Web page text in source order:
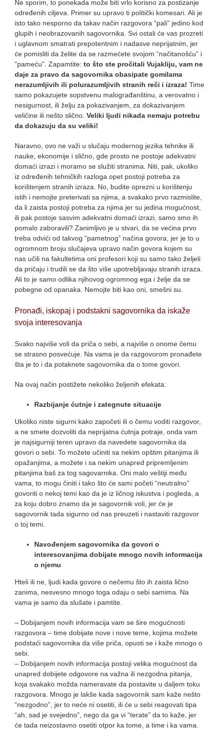
Ne sporim, to ponekada može biti vrlo korisno za postizanje
određenih ciljeva. Primer su upravo ti politički komesari. Ali je
isto tako nesporno da takav način razgovora “pali” jedino kod
glupih i neobrazovanih sagovornika. Svi ostali će vas prozreti
i uglavnom smatrati prepotentnim i nadasve neprijatnim, jer
će pomisliti da želite da se razmećete svojom “načitanošću” i
“pameću”. Zapamtite: to što ste pročitali Vujakliju, vam ne
daje za pravo da sagovornika obasipate gomilama
nerazumljivih ili polurazumljivih stranih reči i izraza! Time
samo pokazujete sopstvenu malograđanštinu, a verovatno i
nesigurnost, ili želju za pokazivanjem, za dokazivanjem
veličine ili nešto slično. Veliki ljudi nikada nemaju potrebu
da dokazuju da su veliki!
Naravno, ovo ne važi u slučaju modernog jezika tehnike ili
nauke, ekonomije i slično, gde prosto ne postoje adekvatni
domaći izrazi i moramo se služiti stranima. Niti, pak, ukoliko
iz određenih tehničkih razloga opet postoji potreba za
korištenjem stranih izraza. No, budite oprezni u korištenju
istih i nemojte preterivati sa njima, a svakako prvo razmislite,
da li zaista postoji potreba za njima jer su jedina mogućnost,
ili pak postoje sasvim adekvatni domaći izrazi, samo smo ih
pomalo zaboravili? Zanimljivo je u stvari, da se većina prvo
treba odvići od takvog “pametnog” načina govora, jer je to u
ogromnom broju slučajeva upravo način govora kojem su
nas učili na fakultetima oni profesori koji su samo tako željeli
da pričaju i trudili se da što više upotrebljavaju stranih izraza.
Ali to je samo odlika njihovog ogromnog ega i želje da se
pobegne od opanaka. Nemojte biti kao oni, smešni su.
Pronađi, iskopaj i podstakni sagovornika da iskaže
svoja interesovanja
Svako najviše voli da priča o sebi, a najviše o onome čemu
se strasno posvećuje. Na vama je da razgovorom pronađete
šta je to i da potaknete sagovornika da o tome govori.
Na ovaj način postižete nekoliko željenih efekata:
Razbijanje ćutnje i zategnute situacije
Ukoliko niste sigurni kako započeti ili o čemu voditi razgovor,
a ne smete dozvoliti da neprijatna ćutnja potraje, onda vam
je najsigurniji teren upravo da navedete sagovornika da
govori o sebi. To možete učiniti sa nekim opštim pitanjima ili
opažanjima, a možete i sa nekim unapred pripremljenim
pitanjima baš za tog sagovarnika. Oni malo veštiji među
vama, to mogu činiti i tako što će sami početi “neutralno”
govoriti o nekoj temi kao da je iz ličnog iskustva i pogleda, a
za koju dobro znamo da je sagovornik voli, jer će je
sagovornik tada sigurno od nas preuzeti i nastaviti razgovor
o toj temi.
Navođenjem sagovornika da govori o
interesovanjima dobijate mnogo novih informacija
o njemu
Hteli ili ne, ljudi kada govore o nečemu što ih zaista lično
zanima, nesvesno mnogo toga odaju o sebi samima. Na
vama je samo da slušate i pamtite.
– Dobijanjem novih informacija vam se šire mogućnosti
razgovora – time dobijate nove i nove teme, kojima možete
podstaći sagovornika da više priča, opusti se i kaže mnogo o
sebi.
– Dobijanjem novih informacija postoji velika mogućnost da
unapred dobijete odgovore na važna ili nezgodna pitanja,
koja svakako možda nameravate da postavite u daljem toku
razgovora. Mnogo je lakše kada sagovornik sam kaže nešto
“nezgodno”, jer to neće ni osetiti, ili će u sebi reagovati tipa
“ah, sad je svejedno”, nego da ga vi “terate” da to kaže, jer
će tada neizostavno osetiti otpor ka tome, a time i ka vama.